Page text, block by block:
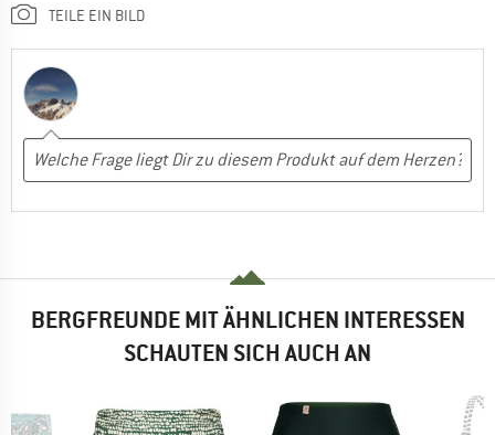
TEILE EIN BILD
BERGFREUNDE MIT ÄHNLICHEN INTERESSEN
SCHAUTEN SICH AUCH AN